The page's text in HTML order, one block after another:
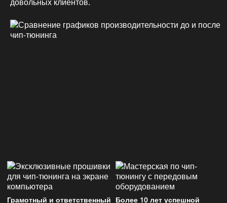
Грамотный и ответственный Более 10 лет успешной